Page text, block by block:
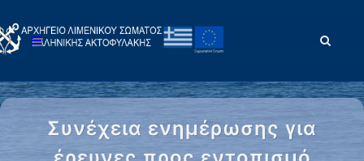
Συνέχεια ενημέρωσης για